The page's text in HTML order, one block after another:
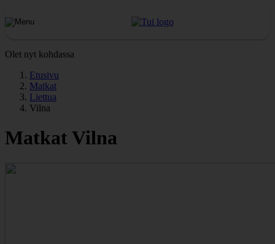
Olet nyt kohdassa
Etusivu
Matkat
Liettua
Vilna
Matkat Vilna